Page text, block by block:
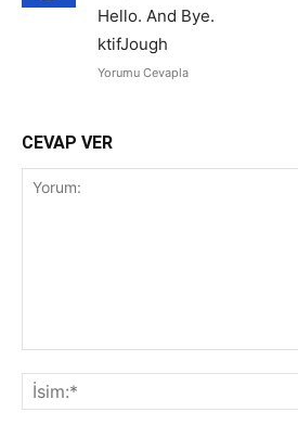
Hello. And Bye.
ktifJough
Yorumu Cevapla
CEVAP VER